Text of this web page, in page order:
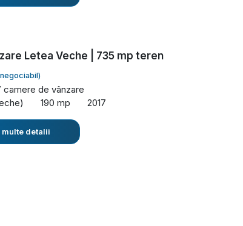
Letea Veche | 735 mp teren
camere de vânzare
190 mp 2017
multe detalii